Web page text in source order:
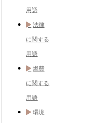
用語
法律
に関する
用語
燃費
に関する
用語
環境